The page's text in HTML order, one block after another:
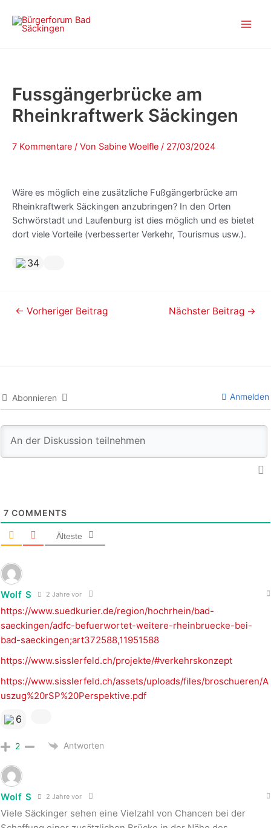
Inhalt
springen
Fussgängerbrücke am
Rheinkraftwerk Säckingen
7 Kommentare / Von Sabine Woelfle / 27/03/2024
Wäre es möglich eine zusätzliche Fußgängerbrücke am
Rheinkraftwerk Säckingen anzubringen? In den Orten
Schwörstadt und Laufenburg ist dies möglich und es bietet
dort viele Vorteile (verbesserter Verkehr, Tourismus usw.).
34
← Vorheriger Beitrag Nächster Beitrag →
Abonnieren Anmelden
7 COMMENTS
Älteste
Wolf S 2 Jahre vor
https://www.suedkurier.de/region/hochrhein/bad-
saeckingen/adfc-befuerwortet-weitere-rheinbruecke-bei-
bad-saeckingen;art372588,11951588
https://www.sisslerfeld.ch/projekte/#verkehrskonzept
https://www.sisslerfeld.ch/assets/uploads/files/broschueren/A
uszug%20rSP%20Perspektive.pdf
6
2 Antworten
Wolf S 2 Jahre vor
Viele Säckinger sehen eine Vielzahl von Chancen bei der